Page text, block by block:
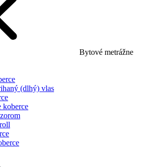
Bytové metrážne
(dlhý) vlas
koberce